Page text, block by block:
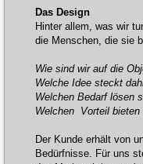
Das Design
Hinter allem, was wir
die Menschen, die sie
Wie sind wir auf die
Welche Idee steckt
Welchen Bedarf lösen
Welchen Vorteil bieten
Der Kunde erhält von
Bedürfnisse. Für uns